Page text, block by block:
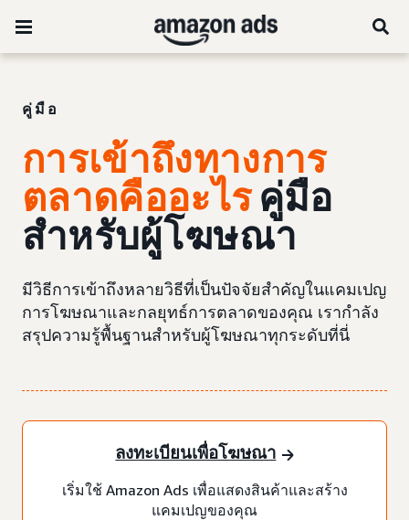
คู่มือ
การเข้าถึงทางการ
ตลาดคืออะไรคู่มือ
สำหรับผู้โฆษณา
มีวิธีการเข้าถึงหลายวิธีที่เป็นปัจจัยสำคัญในแคมเปญ
การโฆษณาและกลยุทธ์การตลาดของคุณ เรากำลัง
สรุปความรู้พื้นฐานสำหรับผู้โฆษณาทุกระดับที่นี่
ลงทะเบียนเพื่อโฆษณา
เริ่มใช้ Amazon Ads เพื่อแสดงสินค้าและสร้าง
แคมเปญของคุณ